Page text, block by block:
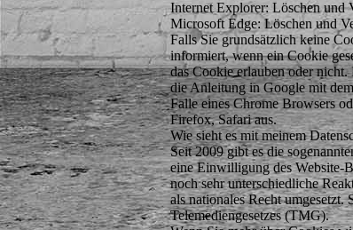
Internet Explorer: Löschen und
Microsoft Edge: Löschen und
Falls Sie grundsätzlich keine
informiert, wenn ein Cookie
das Cookie erlauben oder
die Anleitung in Google mit
Falle eines Chrome Browsers
Firefox, Safari aus.
Wie sieht es mit meinem
Seit 2009 gibt es die
eine Einwilligung des Website-
noch sehr unterschiedliche
als nationales Recht
Telemediengesetzes (TMG).